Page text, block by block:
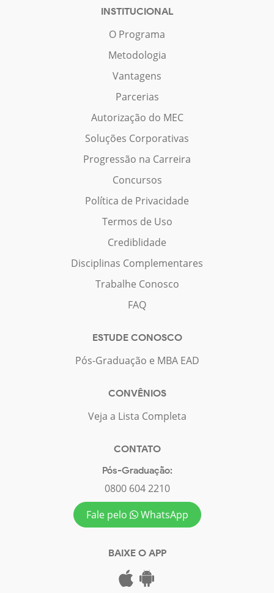
INSTITUCIONAL
O Programa
Metodologia
Vantagens
Parcerias
Autorização do MEC
Soluções Corporativas
Progressão na Carreira
Concursos
Política de Privacidade
Termos de Uso
Crediblidade
Disciplinas Complementares
Trabalhe Conosco
FAQ
ESTUDE CONOSCO
Pós-Graduação e MBA EAD
CONVÊNIOS
Veja a Lista Completa
CONTATO
Pós-Graduação:
0800 604 2210
Fale pelo
WhatsApp
BAIXE O APP